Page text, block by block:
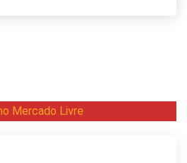
Mercado Livre